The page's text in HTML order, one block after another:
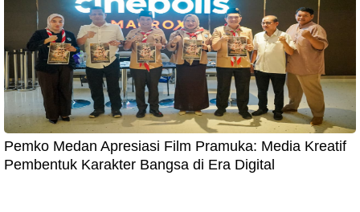
Pemko Medan Apresiasi Film Pramuka: Media Kreatif
Pembentuk Karakter Bangsa di Era Digital